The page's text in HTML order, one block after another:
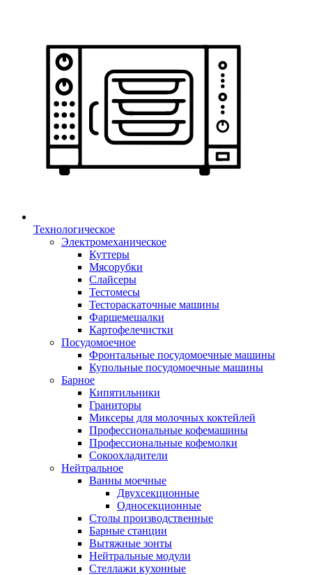
Технологическое
Электромеханическое
Куттеры
Мясорубки
Слайсеры
Тестомесы
Тестораскаточные машины
Фаршемешалки
Картофелечистки
Посудомоечное
Фронтальные посудомоечные машины
Купольные посудомоечные машины
Барное
Кипятильники
Граниторы
Миксеры для молочных коктейлей
Профессиональные кофемашины
Профессиональные кофемолки
Сокоохладители
Нейтральное
Ванны моечные
Двухсекционные
Односекционные
Столы производственные
Барные станции
Вытяжные зонты
Нейтральные модули
Стеллажи кухонные